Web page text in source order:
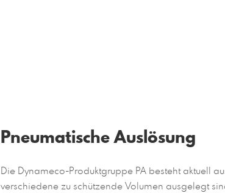
Pneumatische Auslösung
Die Dynameco-Produktgruppe PA besteht aktuell
verschiedene zu schützende Volumen ausgelegt